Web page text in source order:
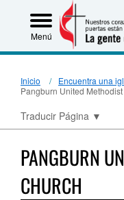
Menú
Inicio
Encuentra una
Pangburn United
Traducir Página ▼
PANGBURN
CHURCH